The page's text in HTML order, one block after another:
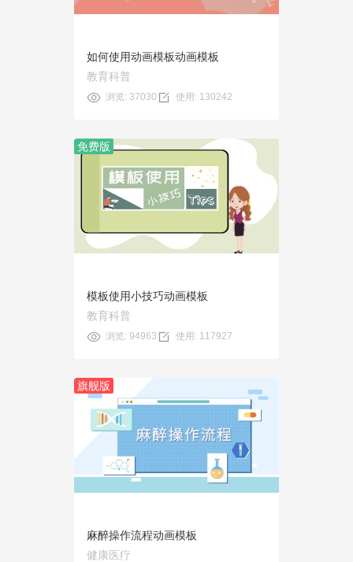
如何使用动画模板动画模板
教育科普
浏览: 37030 使用: 130242
免费版
预览
模板使用小技巧动画模板
教育科普
浏览: 94963 使用: 117927
旗舰版
预览
麻醉操作流程动画模板
健康医疗